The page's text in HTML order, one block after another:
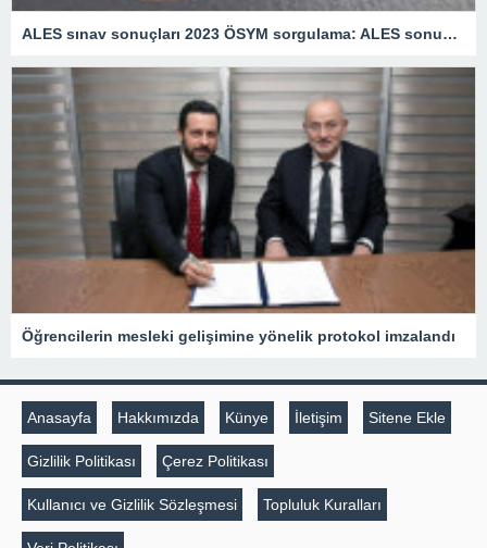
ALES sınav sonuçları 2023 ÖSYM sorgulama: ALES sonuçları ne zaman açıklanacak?
Öğrencilerin mesleki gelişimine yönelik protokol imzalandı
Anasayfa Hakkımızda Künye İletişim Sitene Ekle
Gizlilik Politikası Çerez Politikası
Kullanıcı ve Gizlilik Sözleşmesi Topluluk Kuralları